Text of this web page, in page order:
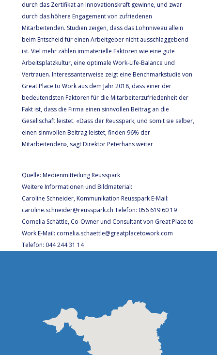
durch das Zertifikat an Innovationskraft gewinne, und zwar
durch das höhere Engagement von zufriedenen
Mitarbeitenden. Studien zeigen, dass das Lohnniveau allein
beim Entscheid für einen Arbeitgeber nicht ausschlaggebend
ist. Viel mehr zählen immaterielle Faktoren wie eine gute
Arbeitsplatzkultur, eine optimale Work-Life-Balance und
Vertrauen. Interessanterweise zeigt eine Benchmarkstudie von
Great Place to Work aus dem Jahr 2018, dass einer der
bedeutendsten Faktoren für die Mitarbeiterzufriedenheit der
Fakt ist, dass die Firma einen sinnvollen Beitrag an die
Gesellschaft leistet. «Dass der Reusspark, und somit sie selber,
einen sinnvollen Beitrag leistet, finden 96% der
Mitarbeitenden», sagt Direktor Peterhans weiter
Quelle: Medienmitteilung Reusspark
Weitere Informationen und Bildmaterial:
Caroline Schneider, Kommunikation Reusspark E-Mail:
caroline.schneider@reusspark.ch Telefon: 056 619 60 19
Cornelia Schättle, Co-Owner und Consultant von Great Place to
Work E-Mail: cornelia.schaettle@greatplacetowork.com
Telefon: 044 244 31 14